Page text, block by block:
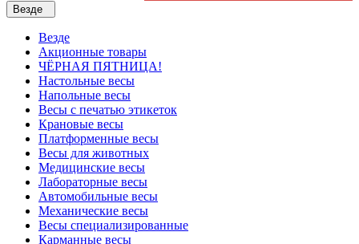
Везде
Везде
Акционные товары
ЧЁРНАЯ ПЯТНИЦА!
Настольные весы
Напольные весы
Весы с печатью этикеток
Крановые весы
Платформенные весы
Весы для животных
Медицинские весы
Лабораторные весы
Автомобильные весы
Механические весы
Весы специализированные
Карманные весы